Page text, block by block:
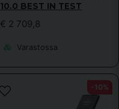
10.0 BEST IN TEST
€ 2 709,8
Varastossa
-10%